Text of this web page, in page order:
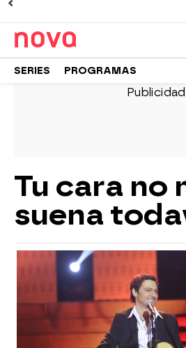
SERIES PROGRAMAS
Tu cara no
suena